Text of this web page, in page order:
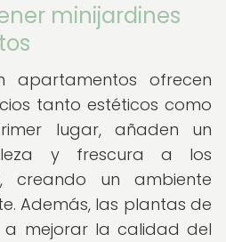
minijardines
apartamentos ofrecen
tanto estéticos como
lugar, añaden un
y frescura a los
creando un ambiente
Además, las plantas de
a mejorar la calidad del